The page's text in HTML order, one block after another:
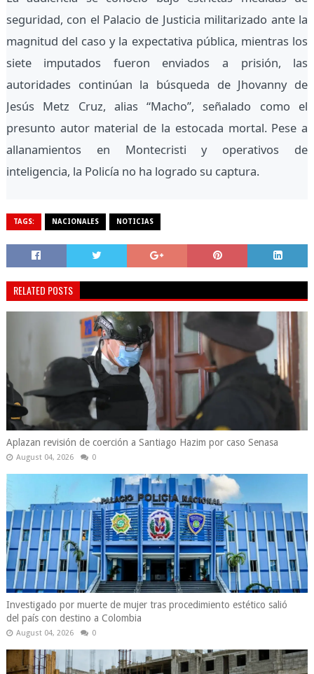
seguridad, con el Palacio de Justicia militarizado ante la
magnitud del caso y la expectativa pública, mientras los
siete imputados fueron enviados a prisión, las
autoridades continúan la búsqueda de Jhovanny de
Jesús Metz Cruz, alias “Macho”, señalado como el
presunto autor material de la estocada mortal. Pese a
allanamientos en Montecristi y operativos de
inteligencia, la Policía no ha logrado su captura.
TAGS: NACIONALES NOTICIAS
RELATED POSTS
Aplazan revisión de coerción a Santiago Hazim por caso Senasa
August 04, 2026 0
Investigado por muerte de mujer tras procedimiento estético salió
del país con destino a Colombia
August 04, 2026 0